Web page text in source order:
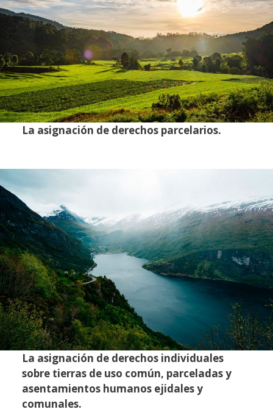
La asignación de derechos parcelarios.
La asignación de derechos individuales
sobre tierras de uso común, parceladas y
asentamientos humanos ejidales y
comunales.